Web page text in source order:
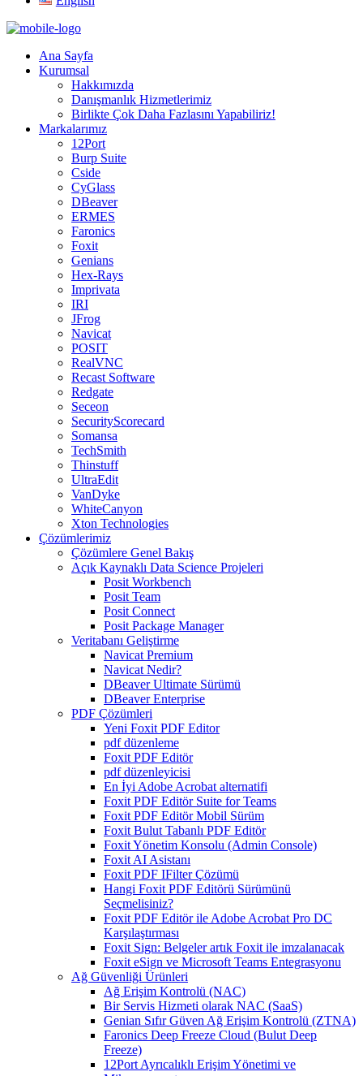
Ana Sayfa
Kurumsal
Hakkımızda
Danışmanlık Hizmetlerimiz
Birlikte Çok Daha Fazlasını Yapabiliriz!
Markalarımız
12Port
Burp Suite
Cside
CyGlass
DBeaver
ERMES
Faronics
Foxit
Genians
Hex-Rays
Imprivata
IRI
JFrog
Navicat
POSIT
RealVNC
Recast Software
Redgate
Seceon
SecurityScorecard
Somansa
TechSmith
Thinstuff
UltraEdit
VanDyke
WhiteCanyon
Xton Technologies
Çözümlerimiz
Çözümlere Genel Bakış
Açık Kaynaklı Data Science Projeleri
Posit Workbench
Posit Team
Posit Connect
Posit Package Manager
Veritabanı Geliştirme
Navicat Premium
Navicat Nedir?
DBeaver Ultimate Sürümü
DBeaver Enterprise
PDF Çözümleri
Yeni Foxit PDF Editor
pdf düzenleme
Foxit PDF Editör
pdf düzenleyicisi
En İyi Adobe Acrobat alternatifi
Foxit PDF Editör Suite for Teams
Foxit PDF Editör Mobil Sürüm
Foxit Bulut Tabanlı PDF Editör
Foxit Yönetim Konsolu (Admin Console)
Foxit AI Asistanı
Foxit PDF IFilter Çözümü
Hangi Foxit PDF Editörü Sürümünü
Seçmelisiniz?
Foxit PDF Editör ile Adobe Acrobat Pro DC
Karşılaştırması
Foxit Sign: Belgeler artık Foxit ile imzalanacak
Foxit eSign ve Microsoft Teams Entegrasyonu
Ağ Güvenliği Ürünleri
Ağ Erişim Kontrolü (NAC)
Bir Servis Hizmeti olarak NAC (SaaS)
Genian Sıfır Güven Ağ Erişim Kontrolü (ZTNA)
Faronics Deep Freeze Cloud (Bulut Deep
Freeze)
12Port Ayrıcalıklı Erişim Yönetimi ve